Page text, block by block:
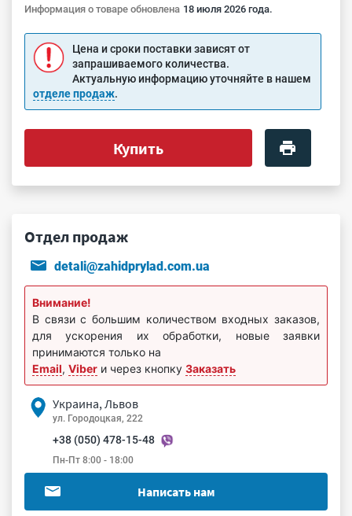
Информация о товаре обновлена 18 июля 2026 года.
Цена и сроки поставки зависят от
запрашиваемого количества.
Актуальную информацию уточняйте в нашем
отделе продаж.
Купить
Отдел продаж
detali@zahidprylad.com.ua
Внимание!
В связи с большим количеством входных заказов,
для ускорения их обработки, новые заявки
принимаются только на
Email, Viber и через кнопку Заказать
Украина, Львов
ул. Городоцкая, 222
+38 (050) 478-15-48
Пн-Пт 8:00 - 18:00
Написать нам